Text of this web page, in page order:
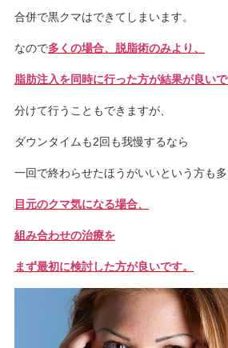
合併で黒クマはできてしまいます。
なので多くの場合、脱脂術のみより、
脂肪注入を同時に行った方が結果が良いで
分けて行うこともできますが、
ダウンタイムも2回も我慢するなら
一回で終わらせたほうがいいという方も多
目元のクマ気になる場合、
組み合わせの治療を
まず最初に検討した方が良いです。